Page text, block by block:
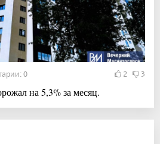
0 2 3
на 5,3% за месяц.